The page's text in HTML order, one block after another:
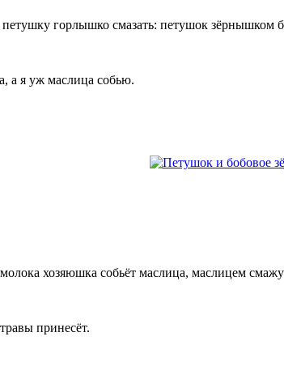
горлышко смазать: петушок зёрнышком
а я уж маслица собью.
хозяюшка собьёт маслица, маслицем
принесёт.